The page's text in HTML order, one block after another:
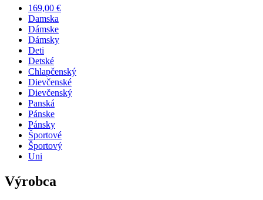
169,00 €
Damska
Dámske
Dámsky
Deti
Detské
Chlapčenský
Dievčenské
Dievčenský
Panská
Pánske
Pánsky
Športové
Športový
Uni
Výrobca